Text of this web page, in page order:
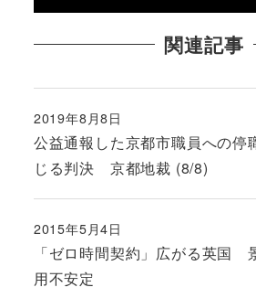
関連記事
公益通報した京都市職員への停
じる判決 京都地裁 (8/8)
投稿日
2019年8月8日
「ゼロ時間契約」広がる英国
用不安定
投稿日
2015年5月4日